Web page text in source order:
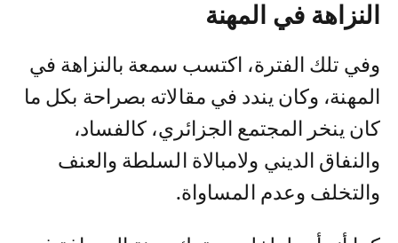
النزاهة في المهنة
وفي تلك الفترة، اكتسب سمعة بالنزاهة في
المهنة، وكان يندد في مقالاته بصراحة بكل ما
كان ينخر المجتمع الجزائري، كالفساد،
والنفاق الديني ولامبالاة السلطة والعنف
والتخلف وعدم المساواة.